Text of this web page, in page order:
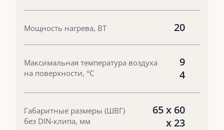
Мощность нагрева, ВТ 20
Максимальная температура воздуха
на поверхности, °С
9
4
Габаритные размеры (ШВГ)
без DIN-клипа, мм
65 х 60
х 23